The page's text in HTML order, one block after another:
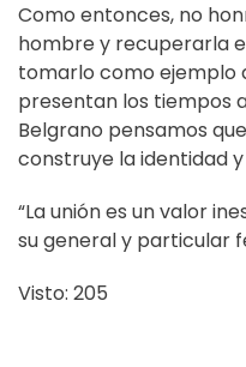
Como entonces, no
hombre y recuperarla
tomarlo como ejemplo
presentan los tiempos
Belgrano pensamos
construye la identidad
“La unión es un valor
su general y particular
Visto: 205